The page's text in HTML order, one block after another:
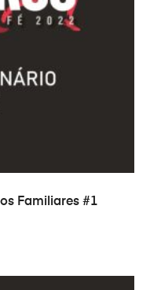
Familiares #1